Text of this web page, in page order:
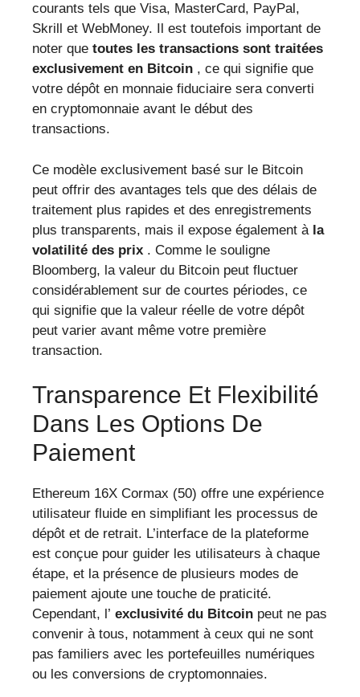
courants tels que Visa, MasterCard, PayPal,
Skrill et WebMoney. Il est toutefois important de
noter que toutes les transactions sont traitées
exclusivement en Bitcoin , ce qui signifie que
votre dépôt en monnaie fiduciaire sera converti
en cryptomonnaie avant le début des
transactions.
Ce modèle exclusivement basé sur le Bitcoin
peut offrir des avantages tels que des délais de
traitement plus rapides et des enregistrements
plus transparents, mais il expose également à la
volatilité des prix . Comme le souligne
Bloomberg, la valeur du Bitcoin peut fluctuer
considérablement sur de courtes périodes, ce
qui signifie que la valeur réelle de votre dépôt
peut varier avant même votre première
transaction.
Transparence Et Flexibilité
Dans Les Options De
Paiement
Ethereum 16X Cormax (50) offre une expérience
utilisateur fluide en simplifiant les processus de
dépôt et de retrait. L’interface de la plateforme
est conçue pour guider les utilisateurs à chaque
étape, et la présence de plusieurs modes de
paiement ajoute une touche de praticité.
Cependant, l’ exclusivité du Bitcoin peut ne pas
convenir à tous, notamment à ceux qui ne sont
pas familiers avec les portefeuilles numériques
ou les conversions de cryptomonnaies.